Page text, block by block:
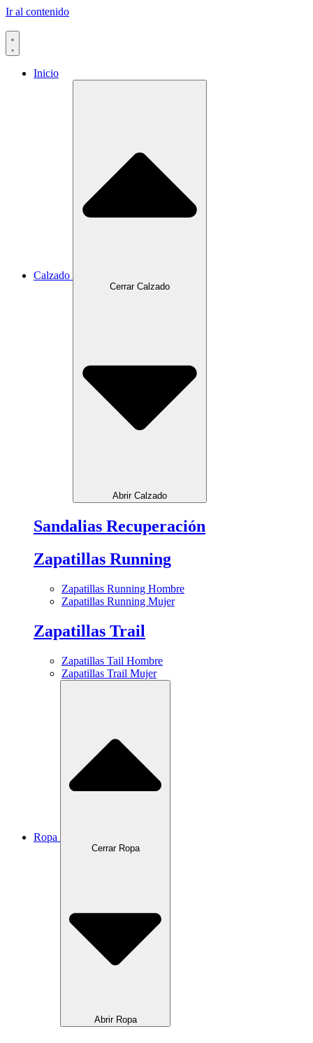
Ir al contenido
Inicio
Calzado
Cerrar Calzado
Abrir Calzado
Sandalias Recuperación
Zapatillas Running
Zapatillas Running Hombre
Zapatillas Running Mujer
Zapatillas Trail
Zapatillas Tail Hombre
Zapatillas Trail Mujer
Ropa
Cerrar Ropa
Abrir Ropa